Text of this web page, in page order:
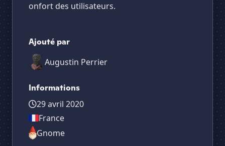
onfort des utilisateurs.
Ajouté par
Augustin Perrier
Informations
29 avril 2020
France
Gnome